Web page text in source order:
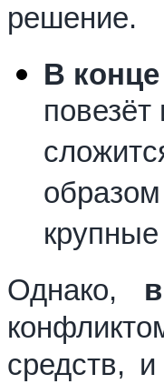
решение.
В конце
Однако, в
средств,